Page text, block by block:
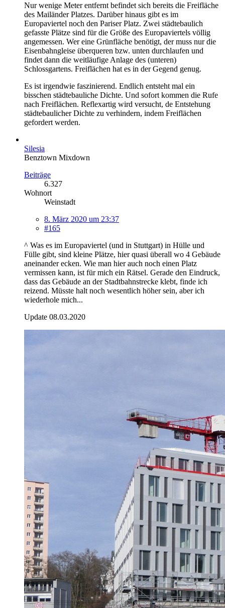
Nur wenige Meter entfernt befindet sich bereits die Freifläche
des Mailänder Platzes. Darüber hinaus gibt es im
Europaviertel noch den Pariser Platz. Zwei städtebaulich
gefasste Plätze sind für die Größe des Europaviertels völlig
angemessen. Wer eine Grünfläche benötigt, der muss nur die
Eisenbahngleise überqueren bzw. unten durchlaufen und
findet dann die weitläufige Anlage des (unteren)
Schlossgartens. Freiflächen hat es in der Gegend genug.
Es ist irgendwie faszinierend. Endlich entsteht mal ein
bisschen städtebauliche Dichte. Und sofort kommen die Rufe
nach Freiflächen. Reflexartig wird versucht, de Entstehung
städtebaulicher Dichte zu verhindern, indem Freiflächen
gefordert werden.
Silesia
Benztown Mixdown
Beiträge
6.327
Wohnort
Weinstadt
8. März 2020 um 23:37
#165
^ Was es im Europaviertel (und in Stuttgart) in Hülle und
Fülle gibt, sind kleine Plätze, hier quasi überall wo 4 Gebäude
aneinander ecken. Wie man hier auch noch einen Platz
vermissen kann, ist für mich ein Rätsel. Gerade den Eindruck,
dass das Gebäude an der Stadtbahnstrecke klebt, finde ich
reizend. Müsste halt noch wesentlich höher sein, aber ich
wiederhole mich...
Update 08.03.2020